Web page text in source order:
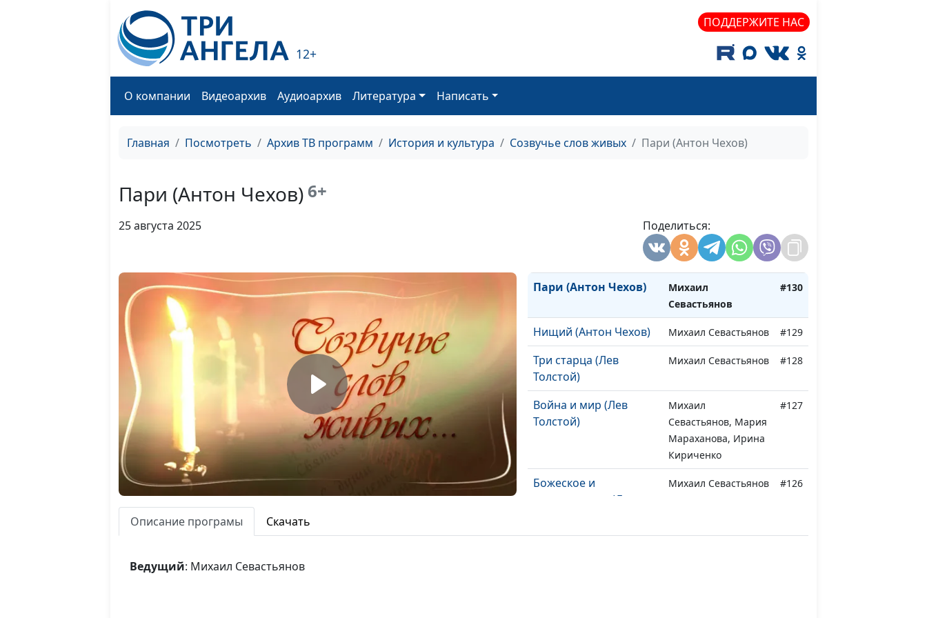
12+
ПОДДЕРЖИТЕ НАС
О компании Видеоархив Аудиоархив Литература Написать
Главная Посмотреть Архив ТВ программ История и культура Созвучье слов живых Пари (Антон Чехов)
Пари (Антон Чехов) 6+
25 августа 2025 Поделиться:
Севастьянов,
Алевтина Смирнова,
Ирина Кириченко
Пари (Антон Чехов)
Михаил
Севастьянов
#130
Нищий (Антон Чехов) Михаил Севастьянов #129
Три старца (Лев
Толстой)
Михаил Севастьянов #128
Война и мир (Лев
Толстой)
Михаил
Севастьянов, Мария
Мараханова, Ирина
Кириченко
#127
Божеское и
человеческое (Лев
Михаил Севастьянов #126
Описание програмы Скачать
Ведущий: Михаил Севастьянов